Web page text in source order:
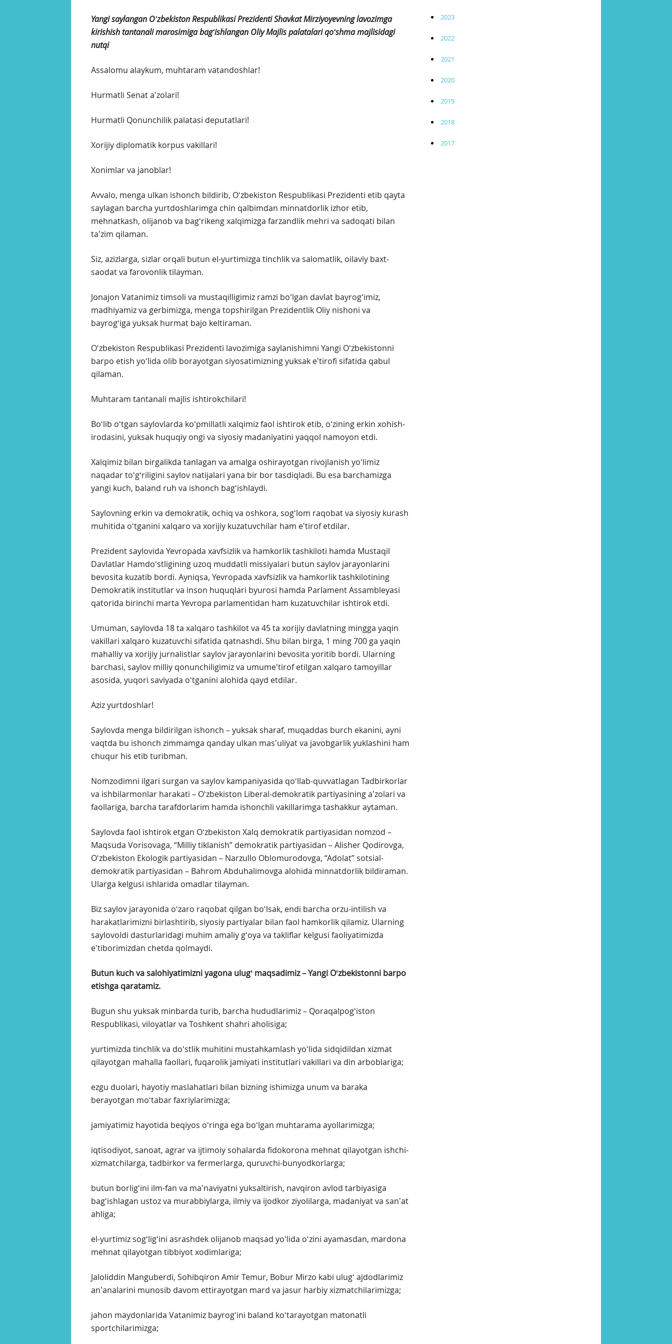
Yangi saylangan Oʻzbekiston Respublikasi Prezidenti Shavkat Mirziyoyevning lavozimga
kirishish tantanali marosimiga bagʻishlangan Oliy Majlis palatalari qoʻshma majlisidagi
nutqi
Assalomu alaykum, muhtaram vatandoshlar!
Hurmatli Senat aʼzolari!
Hurmatli Qonunchilik palatasi deputatlari!
Xorijiy diplomatik korpus vakillari!
Xonimlar va janoblar!
Avvalo, menga ulkan ishonch bildirib, Oʻzbekiston Respublikasi Prezidenti etib qayta
saylagan barcha yurtdoshlarimga chin qalbimdan minnatdorlik izhor etib,
mehnatkash, olijanob va bagʻrikeng xalqimizga farzandlik mehri va sadoqati bilan
taʼzim qilaman.
Siz, azizlarga, sizlar orqali butun el-yurtimizga tinchlik va salomatlik, oilaviy baxt-
saodat va farovonlik tilayman.
Jonajon Vatanimiz timsoli va mustaqilligimiz ramzi boʻlgan davlat bayrogʻimiz,
madhiyamiz va gerbimizga, menga topshirilgan Prezidentlik Oliy nishoni va
bayrogʻiga yuksak hurmat bajo keltiraman.
Oʻzbekiston Respublikasi Prezidenti lavozimiga saylanishimni Yangi Oʻzbekistonni
barpo etish yoʻlida olib borayotgan siyosatimizning yuksak eʼtirofi sifatida qabul
qilaman.
Muhtaram tantanali majlis ishtirokchilari!
Boʻlib oʻtgan saylovlarda koʻpmillatli xalqimiz faol ishtirok etib, oʻzining erkin xohish-
irodasini, yuksak huquqiy ongi va siyosiy madaniyatini yaqqol namoyon etdi.
Xalqimiz bilan birgalikda tanlagan va amalga oshirayotgan rivojlanish yoʻlimiz
naqadar toʻgʻriligini saylov natijalari yana bir bor tasdiqladi. Bu esa barchamizga
yangi kuch, baland ruh va ishonch bagʻishlaydi.
Saylovning erkin va demokratik, ochiq va oshkora, sogʻlom raqobat va siyosiy kurash
muhitida oʻtganini xalqaro va xorijiy kuzatuvchilar ham eʼtirof etdilar.
Prezident saylovida Yevropada xavfsizlik va hamkorlik tashkiloti hamda Mustaqil
Davlatlar Hamdoʻstligining uzoq muddatli missiyalari butun saylov jarayonlarini
bevosita kuzatib bordi. Ayniqsa, Yevropada xavfsizlik va hamkorlik tashkilotining
Demokratik institutlar va inson huquqlari byurosi hamda Parlament Assambleyasi
qatorida birinchi marta Yevropa parlamentidan ham kuzatuvchilar ishtirok etdi.
Umuman, saylovda 18 ta xalqaro tashkilot va 45 ta xorijiy davlatning mingga yaqin
vakillari xalqaro kuzatuvchi sifatida qatnashdi. Shu bilan birga, 1 ming 700 ga yaqin
mahalliy va xorijiy jurnalistlar saylov jarayonlarini bevosita yoritib bordi. Ularning
barchasi, saylov milliy qonunchiligimiz va umumeʼtirof etilgan xalqaro tamoyillar
asosida, yuqori saviyada oʻtganini alohida qayd etdilar.
Aziz yurtdoshlar!
Saylovda menga bildirilgan ishonch – yuksak sharaf, muqaddas burch ekanini, ayni
vaqtda bu ishonch zimmamga qanday ulkan masʼuliyat va javobgarlik yuklashini ham
chuqur his etib turibman.
Nomzodimni ilgari surgan va saylov kampaniyasida qoʻllab-quvvatlagan Tadbirkorlar
va ishbilarmonlar harakati – Oʻzbekiston Liberal-demokratik partiyasining aʼzolari va
faollariga, barcha tarafdorlarim hamda ishonchli vakillarimga tashakkur aytaman.
Saylovda faol ishtirok etgan Oʻzbekiston Xalq demokratik partiyasidan nomzod –
Maqsuda Vorisovaga, “Milliy tiklanish” demokratik partiyasidan – Alisher Qodirovga,
Oʻzbekiston Ekologik partiyasidan – Narzullo Oblomurodovga, “Adolat” sotsial-
demokratik partiyasidan – Bahrom Abduhalimovga alohida minnatdorlik bildiraman.
Ularga kelgusi ishlarida omadlar tilayman.
Biz saylov jarayonida oʻzaro raqobat qilgan boʻlsak, endi barcha orzu-intilish va
harakatlarimizni birlashtirib, siyosiy partiyalar bilan faol hamkorlik qilamiz. Ularning
saylovoldi dasturlaridagi muhim amaliy gʻoya va takliflar kelgusi faoliyatimizda
eʼtiborimizdan chetda qolmaydi.
Butun kuch va salohiyatimizni yagona ulugʻ maqsadimiz – Yangi Oʻzbekistonni barpo
etishga qaratamiz.
Bugun shu yuksak minbarda turib, barcha hududlarimiz – Qoraqalpogʻiston
Respublikasi, viloyatlar va Toshkent shahri aholisiga;
yurtimizda tinchlik va doʻstlik muhitini mustahkamlash yoʻlida sidqidildan xizmat
qilayotgan mahalla faollari, fuqarolik jamiyati institutlari vakillari va din arboblariga;
ezgu duolari, hayotiy maslahatlari bilan bizning ishimizga unum va baraka
berayotgan moʻtabar faxriylarimizga;
jamiyatimiz hayotida beqiyos oʻringa ega boʻlgan muhtarama ayollarimizga;
iqtisodiyot, sanoat, agrar va ijtimoiy sohalarda fidokorona mehnat qilayotgan ishchi-
xizmatchilarga, tadbirkor va fermerlarga, quruvchi-bunyodkorlarga;
butun borligʻini ilm-fan va maʼnaviyatni yuksaltirish, navqiron avlod tarbiyasiga
bagʻishlagan ustoz va murabbiylarga, ilmiy va ijodkor ziyolilarga, madaniyat va sanʼat
ahliga;
el-yurtimiz sogʻligʻini asrashdek olijanob maqsad yoʻlida oʻzini ayamasdan, mardona
mehnat qilayotgan tibbiyot xodimlariga;
Jaloliddin Manguberdi, Sohibqiron Amir Temur, Bobur Mirzo kabi ulugʻ ajdodlarimiz
anʼanalarini munosib davom ettirayotgan mard va jasur harbiy xizmatchilarimizga;
jahon maydonlarida Vatanimiz bayrogʻini baland koʻtarayotgan matonatli
sportchilarimizga;
2023
2022
2021
2020
2019
2018
2017